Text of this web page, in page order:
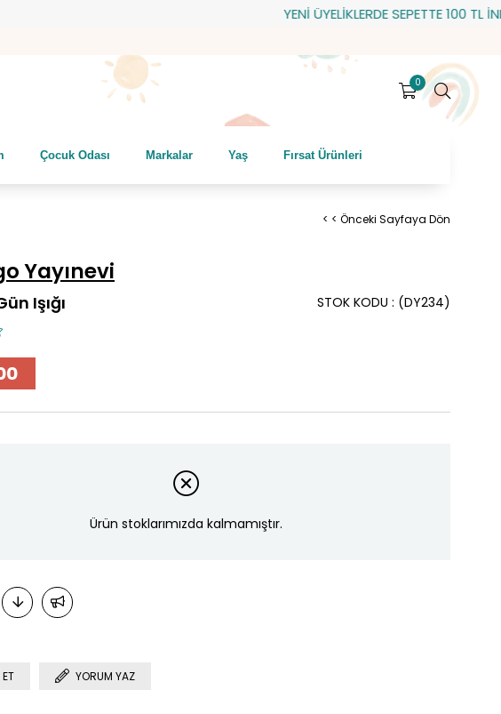
YENİ ÜYELİKLERDE SEPETTE 100 TL
0
Çocuk Odası Markalar Yaş Fırsat Ürünleri
< < Önceki Sayfaya Dön
Yayınevi
Işığı (DY234)
STOK KODU
Ürün stoklarımızda kalmamıştır.
YORUM YAZ